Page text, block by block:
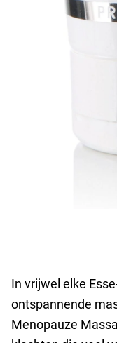
In vrijwel elke
ontspannende
Menopauze